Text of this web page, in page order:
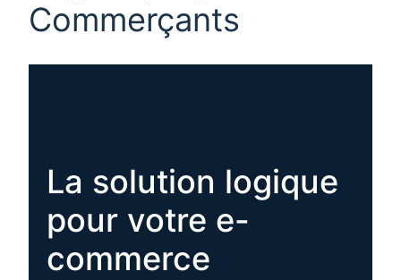
Commerçants
La solution logique
pour votre e-
commerce